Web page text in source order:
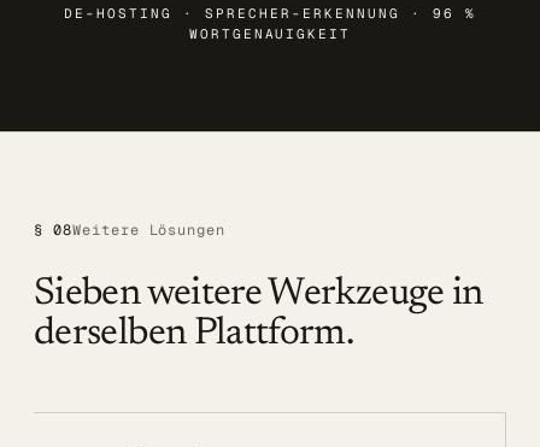
DE-HOSTING · SPRECHER-ERKENNUNG · 96 %
WORTGENAUIGKEIT
§ 08Weitere Lösungen
Sieben weitere Werkzeuge in
derselben Plattform.